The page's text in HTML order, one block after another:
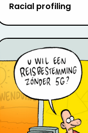
Racial profiling